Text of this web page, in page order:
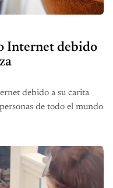
Internet debido
debido a su carita
de todo el mundo